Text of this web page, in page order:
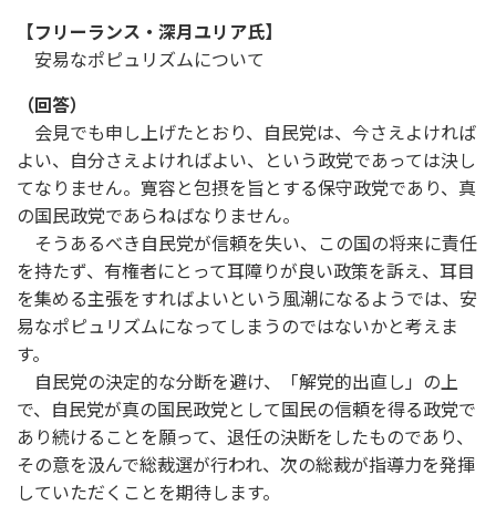
【フリーランス・深月ユリア氏】
安易なポピュリズムについて
（回答）
会見でも申し上げたとおり、自民党は、今さえよければ
よい、自分さえよければよい、という政党であっては決し
てなりません。寛容と包摂を旨とする保守政党であり、真
の国民政党であらねばなりません。
そうあるべき自民党が信頼を失い、この国の将来に責任
を持たず、有権者にとって耳障りが良い政策を訴え、耳目
を集める主張をすればよいという風潮になるようでは、安
易なポピュリズムになってしまうのではないかと考えま
す。
自民党の決定的な分断を避け、「解党的出直し」の上
で、自民党が真の国民政党として国民の信頼を得る政党で
あり続けることを願って、退任の決断をしたものであり、
その意を汲んで総裁選が行われ、次の総裁が指導力を発揮
していただくことを期待します。